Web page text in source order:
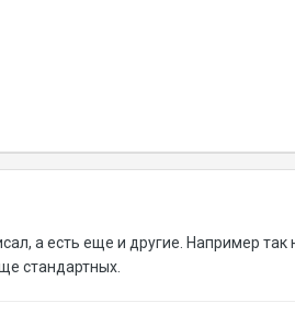
а есть еще и другие. Например
стандартных.